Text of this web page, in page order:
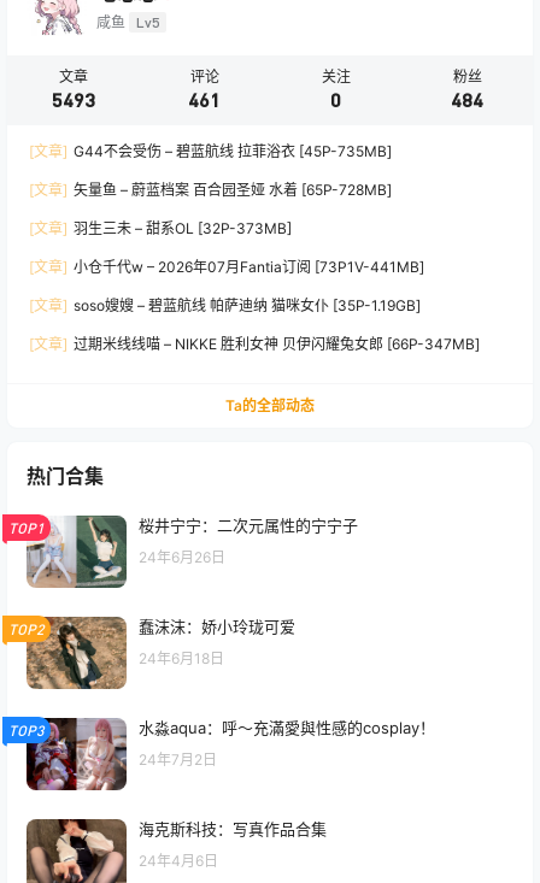
咸鱼 Lv5
文章
5493
评论
461
关注
0
粉丝
484
[文章] G44不会受伤 – 碧蓝航线 拉菲浴衣 [45P-735MB]
[文章] 矢量鱼 – 蔚蓝档案 百合园圣娅 水着 [65P-728MB]
[文章] 羽生三未 – 甜系OL [32P-373MB]
[文章] 小仓千代w – 2026年07月Fantia订阅 [73P1V-441MB]
[文章] soso嫂嫂 – 碧蓝航线 帕萨迪纳 猫咪女仆 [35P-1.19GB]
[文章] 过期米线线喵 – NIKKE 胜利女神 贝伊闪耀兔女郎 [66P-347MB]
Ta的全部动态
热门合集
TOP1 桜井宁宁：二次元属性的宁宁子
24年6月26日
TOP2 蠢沫沫：娇小玲珑可爱
24年6月18日
TOP3 水淼aqua：呼～充滿愛與性感的cosplay！
24年7月2日
海克斯科技：写真作品合集
24年4月6日